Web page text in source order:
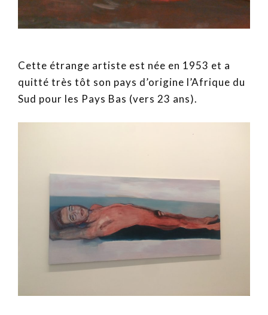
Cette étrange artiste est née en 1953 et a
quitté très tôt son pays d’origine l’Afrique du
Sud pour les Pays Bas (vers 23 ans).